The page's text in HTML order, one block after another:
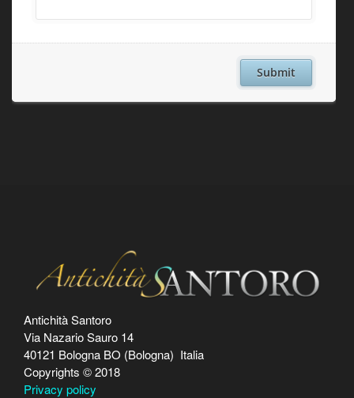
Antichità Santoro
Via Nazario Sauro 14
40121 Bologna BO (Bologna) Italia
Copyrights © 2018
Privacy policy